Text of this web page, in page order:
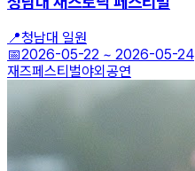
📍청남대 일원
📅2026-05-22 ~ 2026-05-24
재즈페스티벌야외공연